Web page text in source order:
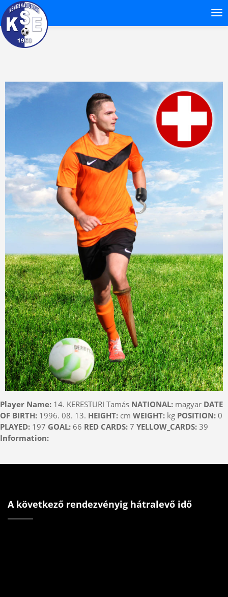
Player Name: 14. KERESTURI Tamás NATIONAL: magyar DATE
OF BIRTH: 1996. 08. 13. HEIGHT: cm WEIGHT: kg POSITION: 0
PLAYED: 197 GOAL: 66 RED CARDS: 7 YELLOW_CARDS: 39
Information:
A következő rendezvényig hátralevő idő